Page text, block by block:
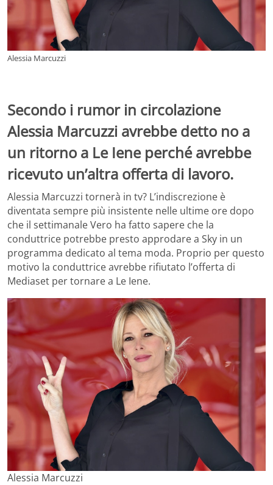
Alessia Marcuzzi
Secondo i rumor in circolazione
Alessia Marcuzzi avrebbe detto no a
un ritorno a Le Iene perché avrebbe
ricevuto un’altra offerta di lavoro.
Alessia Marcuzzi tornerà in tv? L’indiscrezione è
diventata sempre più insistente nelle ultime ore dopo
che il settimanale Vero ha fatto sapere che la
conduttrice potrebbe presto approdare a Sky in un
programma dedicato al tema moda. Proprio per questo
motivo la conduttrice avrebbe rifiutato l’offerta di
Mediaset per tornare a Le Iene.
Alessia Marcuzzi